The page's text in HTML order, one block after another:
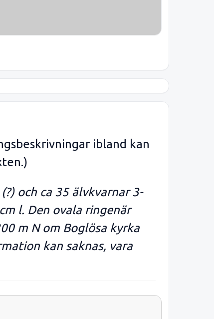
ibland kan
och ca 35 älvkvarnar 3-
l. Den ovala ringenär
m N om Boglösa kyrka
kan saknas, vara